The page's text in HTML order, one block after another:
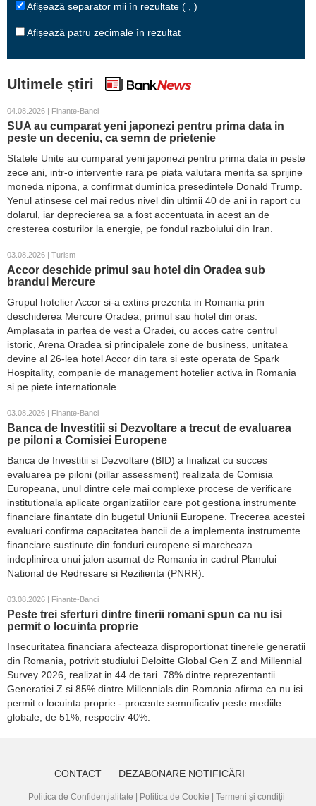
Afișează separator mii în rezultate ( , )
Afișează patru zecimale în rezultat
Ultimele știri
04.08.2026 | Finante-Banci
SUA au cumparat yeni japonezi pentru prima data in
peste un deceniu, ca semn de prietenie
Statele Unite au cumparat yeni japonezi pentru prima data in peste
zece ani, intr-o interventie rara pe piata valutara menita sa sprijine
moneda nipona, a confirmat duminica presedintele Donald Trump.
Yenul atinsese cel mai redus nivel din ultimii 40 de ani in raport cu
dolarul, iar deprecierea sa a fost accentuata in acest an de
cresterea costurilor la energie, pe fondul razboiului din Iran.
03.08.2026 | Turism
Accor deschide primul sau hotel din Oradea sub
brandul Mercure
Grupul hotelier Accor si-a extins prezenta in Romania prin
deschiderea Mercure Oradea, primul sau hotel din oras.
Amplasata in partea de vest a Oradei, cu acces catre centrul
istoric, Arena Oradea si principalele zone de business, unitatea
devine al 26-lea hotel Accor din tara si este operata de Spark
Hospitality, companie de management hotelier activa in Romania
si pe piete internationale.
03.08.2026 | Finante-Banci
Banca de Investitii si Dezvoltare a trecut de evaluarea
pe piloni a Comisiei Europene
Banca de Investitii si Dezvoltare (BID) a finalizat cu succes
evaluarea pe piloni (pillar assessment) realizata de Comisia
Europeana, unul dintre cele mai complexe procese de verificare
institutionala aplicate organizatiilor care pot gestiona instrumente
financiare finantate din bugetul Uniunii Europene. Trecerea acestei
evaluari confirma capacitatea bancii de a implementa instrumente
financiare sustinute din fonduri europene si marcheaza
indeplinirea unui jalon asumat de Romania in cadrul Planului
National de Redresare si Rezilienta (PNRR).
03.08.2026 | Finante-Banci
Peste trei sferturi dintre tinerii romani spun ca nu isi
permit o locuinta proprie
Insecuritatea financiara afecteaza disproportionat tinerele generatii
din Romania, potrivit studiului Deloitte Global Gen Z and Millennial
Survey 2026, realizat in 44 de tari. 78% dintre reprezentantii
Generatiei Z si 85% dintre Millennials din Romania afirma ca nu isi
permit o locuinta proprie - procente semnificativ peste mediile
globale, de 51%, respectiv 40%.
CONTACT DEZABONARE NOTIFICĂRI
Politica de Confidențialitate Politica de Cookie Termeni și condiții